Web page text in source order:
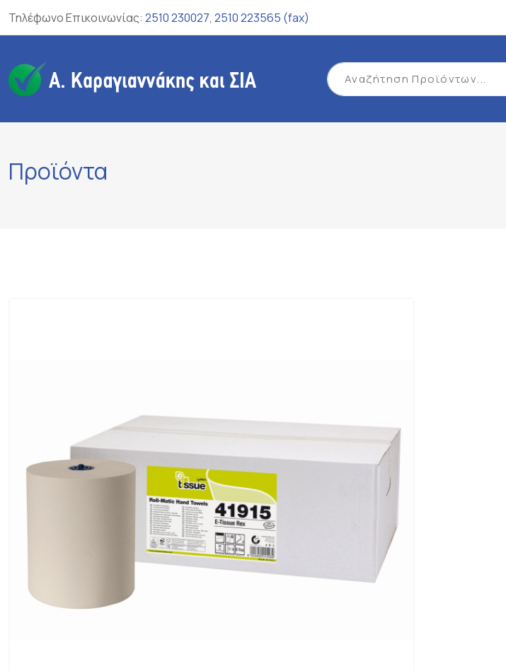
Τηλέφωνο Επικοινωνίας: 2510 230027, 2510 223565 (fax)
Προϊόντα